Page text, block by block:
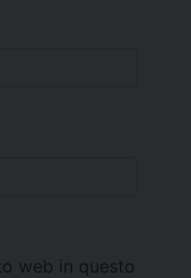
web in questo